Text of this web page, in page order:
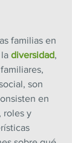
familias en
diversidad,
son
en
roles y